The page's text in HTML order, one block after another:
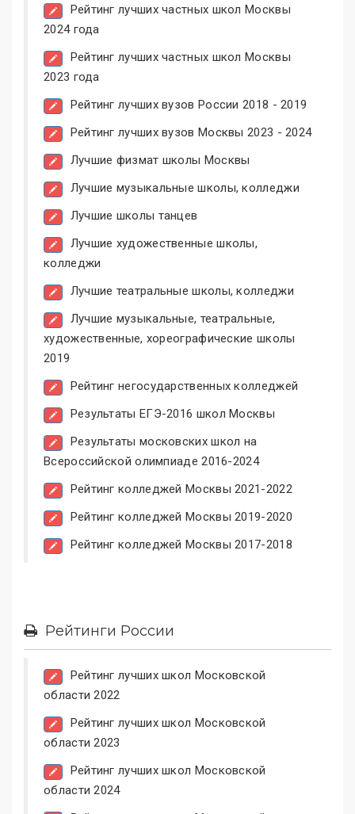
Рейтинг лучших частных школ Москвы
2024 года
Рейтинг лучших частных школ Москвы
2023 года
Рейтинг лучших вузов России 2018 - 2019
Рейтинг лучших вузов Москвы 2023 - 2024
Лучшие физмат школы Москвы
Лучшие музыкальные школы, колледжи
Лучшие школы танцев
Лучшие художественные школы,
колледжи
Лучшие театральные школы, колледжи
Лучшие музыкальные, театральные,
художественные, хореографические школы
2019
Рейтинг негосударственных колледжей
Результаты ЕГЭ-2016 школ Москвы
Результаты московских школ на
Всероссийской олимпиаде 2016-2024
Рейтинг колледжей Москвы 2021-2022
Рейтинг колледжей Москвы 2019-2020
Рейтинг колледжей Москвы 2017-2018
Рейтинги России
Рейтинг лучших школ Московской
области 2022
Рейтинг лучших школ Московской
области 2023
Рейтинг лучших школ Московской
области 2024